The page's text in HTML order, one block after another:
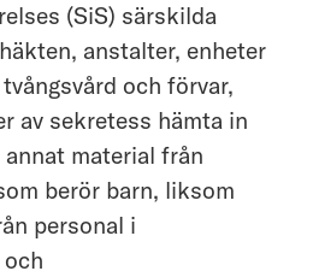
(SiS) särskilda
anstalter, enheter
och förvar,
av sekretess hämta in
material från
berör barn, liksom
personal i